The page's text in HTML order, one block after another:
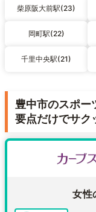
柴原阪大前駅(23)
岡町駅(22)
千里中央駅(21)
豊中市のスポー
要点だけでサク
女性